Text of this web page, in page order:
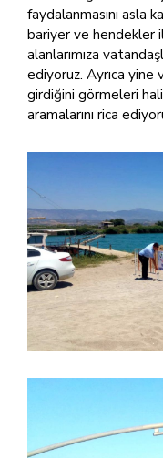
faydalanmasını asla
bariyer ve hendekler
alanlarımıza
ediyoruz. Ayrıca yine
girdiğini görmeleri
aramalarını rica